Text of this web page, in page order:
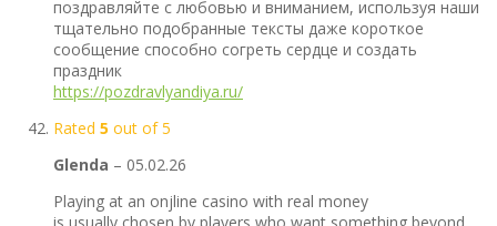
поздравляйте с любовью и вниманием, используя наши
тщательно подобранные тексты даже короткое
сообщение способно согреть сердце и создать
праздник
https://pozdravlyandiya.ru/
Rated 5 out of 5
Glenda – 05.02.26
Playing at an onjline casino with real money